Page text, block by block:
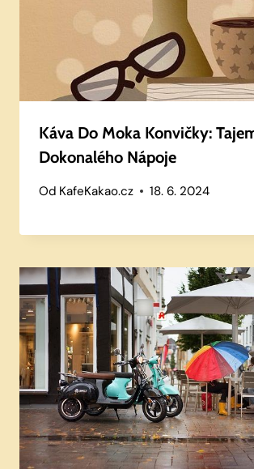
Káva Do Moka Konvičky:
Dokonalého Nápoje
Od KafeKakao.cz 18. 6. 2024